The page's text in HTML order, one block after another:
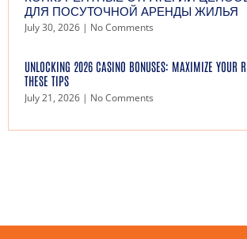
ДЛЯ ПОСУТОЧНОЙ АРЕНДЫ ЖИЛЬЯ
July 30, 2026 No Comments
UNLOCKING 2026 CASINO BONUSES: MAXIMIZE YOUR
THESE TIPS
July 21, 2026 No Comments